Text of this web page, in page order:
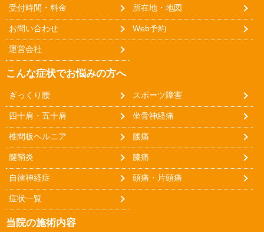
受付時間・料金 所在地・地図
お問い合わせ Web予約
運営会社
こんな症状でお悩みの方へ
ぎっくり腰 スポーツ障害
四十肩・五十肩 坐骨神経痛
椎間板ヘルニア 腰痛
腱鞘炎 膝痛
自律神経症 頭痛・片頭痛
症状一覧
当院の施術内容